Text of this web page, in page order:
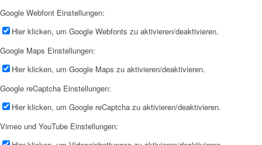
Google Webfont Einstellungen:
Hier klicken, um Google Webfonts zu aktivieren/deaktivieren.
Google Maps Einstellungen:
Hier klicken, um Google Maps zu aktivieren/deaktivieren.
Google reCaptcha Einstellungen:
Hier klicken, um Google reCaptcha zu aktivieren/deaktivieren.
Vimeo und YouTube Einstellungen: